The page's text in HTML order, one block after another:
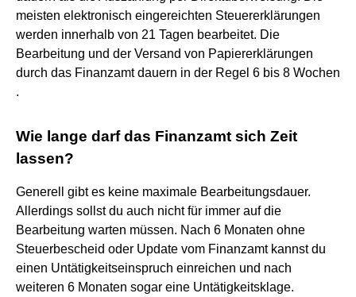
meisten elektronisch eingereichten Steuererklärungen
werden innerhalb von 21 Tagen bearbeitet. Die
Bearbeitung und der Versand von Papiererklärungen
durch das Finanzamt dauern in der Regel 6 bis 8 Wochen
.
Wie lange darf das Finanzamt sich Zeit
lassen?
Generell gibt es keine maximale Bearbeitungsdauer.
Allerdings sollst du auch nicht für immer auf die
Bearbeitung warten müssen. Nach 6 Monaten ohne
Steuerbescheid oder Update vom Finanzamt kannst du
einen Untätigkeitseinspruch einreichen und nach
weiteren 6 Monaten sogar eine Untätigkeitsklage.